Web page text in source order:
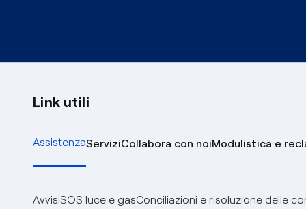
Link utili
AssistenzaServiziCollabora con noiModulistica e
AvvisiSOS luce e gasConciliazioni e risoluzione delle